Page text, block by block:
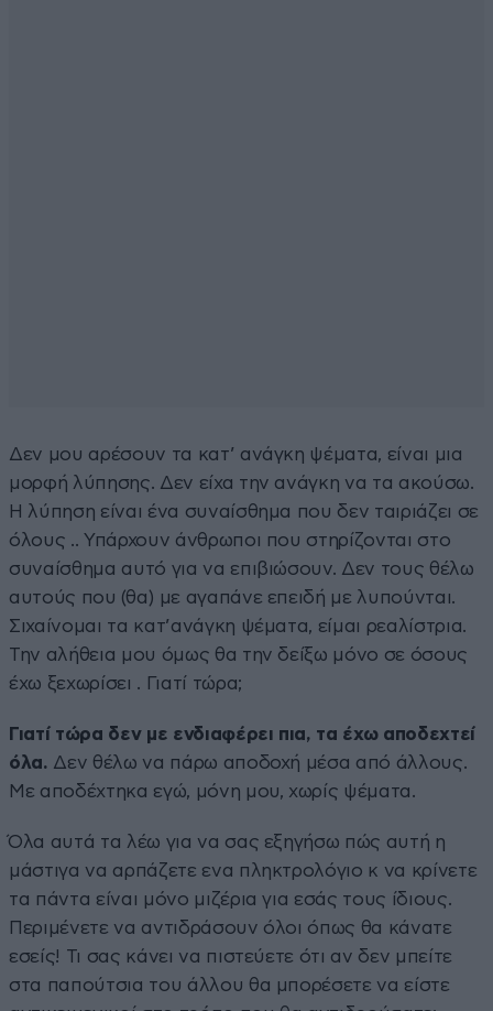
Δεν μου αρέσουν τα κατ’ ανάγκη ψέματα, είναι μια
μορφή λύπησης. Δεν είχα την ανάγκη να τα ακούσω.
Η λύπηση είναι ένα συναίσθημα που δεν ταιριάζει σε
όλους .. Υπάρχουν άνθρωποι που στηρίζονται στο
συναίσθημα αυτό για να επιβιώσουν. Δεν τους θέλω
αυτούς που (θα) με αγαπάνε επειδή με λυπούνται.
Σιχαίνομαι τα κατ’ανάγκη ψέματα, είμαι ρεαλίστρια.
Την αλήθεια μου όμως θα την δείξω μόνο σε όσους
έχω ξεχωρίσει . Γιατί τώρα;
Γιατί τώρα δεν με ενδιαφέρει πια, τα έχω αποδεχτεί
όλα. Δεν θέλω να πάρω αποδοχή μέσα από άλλους.
Με αποδέχτηκα εγώ, μόνη μου, χωρίς ψέματα.
Όλα αυτά τα λέω για να σας εξηγήσω πώς αυτή η
μάστιγα να αρπάζετε ενα πληκτρολόγιο κ να κρίνετε
τα πάντα είναι μόνο μιζέρια για εσάς τους ίδιους.
Περιμένετε να αντιδράσουν όλοι όπως θα κάνατε
εσείς! Τι σας κάνει να πιστεύετε ότι αν δεν μπείτε
στα παπούτσια του άλλου θα μπορέσετε να είστε